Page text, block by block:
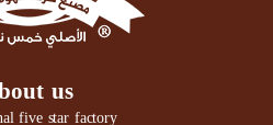
us
five star factory